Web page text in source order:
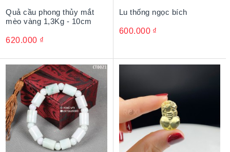
Quả cầu phong thủy mắt
mèo vàng 1,3Kg - 10cm
620.000 ₫
Lu thống ngọc bích
600.000 ₫